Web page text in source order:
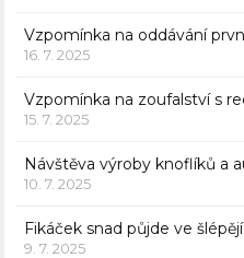
Vzpomínka na oddávání
16. 7. 2025
Vzpomínka na zoufalství s
15. 7. 2025
Návštěva výroby knoflíků a
10. 7. 2025
Fikáček snad půjde ve
9. 7. 2025